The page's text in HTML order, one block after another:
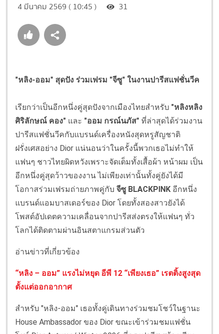
4 มีนาคม 2569 ( 10:45 ) 31
"หลิง-ออม" สุดปัง ร่วมเฟรม "จีซู" ในงานปารีสแฟชั่นวีค
เรียกว่าเป็นอีกหนึ่งคู่สุดปังจากเมืองไทยสำหรับ "หลิงหลิง
ศิริลักษณ์ คอง" และ "ออม กรณ์นภัส" ที่ล่าสุดได้ร่วมงาน
ปารีสแฟชั่นวีคกับแบรนด์เครื่องหนังสุดหรูสัญชาติ
ฝรั่งเศสอย่าง Dior แน่นอนว่าในครั้งนี้พวกเธอไม่ทำให้
แฟนๆ ชาวไทยผิดหวังเพราะจัดเต็มทั้งเสื้อผ้า หน้าผม เป็น
อีกหนึ่งคู่สุดว้าวของงาน ไม่เพียงเท่านั้นทั้งคู่ยังได้มี
โอกาสร่วมเฟรมถ่ายภาพคู่กับ จีซู BLACKPINK อีกหนึ่ง
แบรนด์แอมบาสเดอร์ของ Dior โดยทั้งสองสาวยังได้
โพสต์อัปเดตความเคลื่อนจากปารีสส่งตรงให้แฟนๆ ทั่ว
โลกได้ติดตามผ่านอินสตาแกรมส่วนตัว
อ่านข่าวที่เกี่ยวข้อง
“หลิง – ออม” แรงไม่หยุด อีพี 12 “เพียงเธอ” เรตติ้งสูงสุด
ตั้งแต่ออกอากาศ
สำหรับ "หลิง-ออม" เธอทั้งคู่เดินทางร่วมชมโชว์ในฐานะ
House Ambassador ของ Dior ขณะเข้าร่วมชมแฟชั่น